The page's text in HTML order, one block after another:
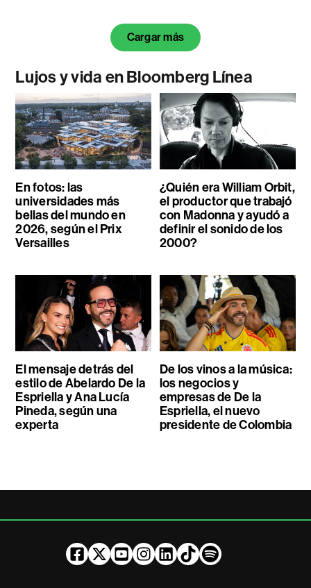
Cargar más
Lujos y vida en Bloomberg Línea
En fotos: las
universidades más
bellas del mundo en
2026, según el Prix
Versailles
¿Quién era William Orbit,
el productor que trabajó
con Madonna y ayudó a
definir el sonido de los
2000?
El mensaje detrás del
estilo de Abelardo De la
Espriella y Ana Lucía
Pineda, según una
experta
De los vinos a la música:
los negocios y
empresas de De la
Espriella, el nuevo
presidente de Colombia